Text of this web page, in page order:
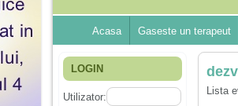
Acasa Gaseste un terapeut
LOGIN
Utilizator:
Lista